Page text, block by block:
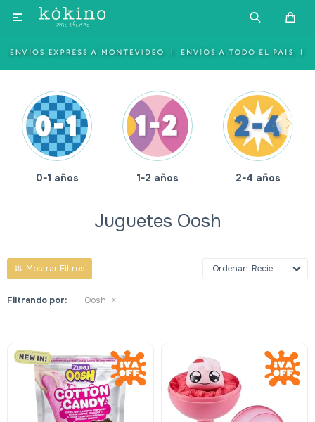

0-1 años 1-2 años 2-4 años
Juguetes Oosh
Recientes
Filtrando por: Oosh